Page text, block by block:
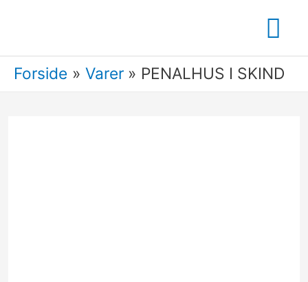
Forside Varer PENALHUS I SKIND